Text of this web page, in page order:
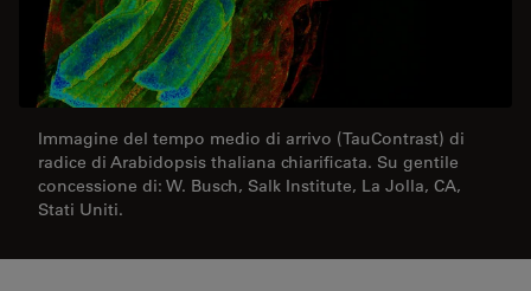
Immagine del tempo medio di arrivo (TauContrast) di
radice di Arabidopsis thaliana chiarificata. Su gentile
concessione di: W. Busch, Salk Institute, La Jolla, CA,
Stati Uniti.